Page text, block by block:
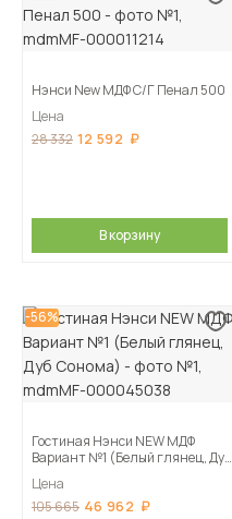
Нэнси New МДФ С/Г Пенал 500
Цена
28 332 12 592
В корзину
-56%
Гостиная Нэнси NEW МДФ
Вариант №1 (Белый глянец, Дуб
Цена
105 665 46 962